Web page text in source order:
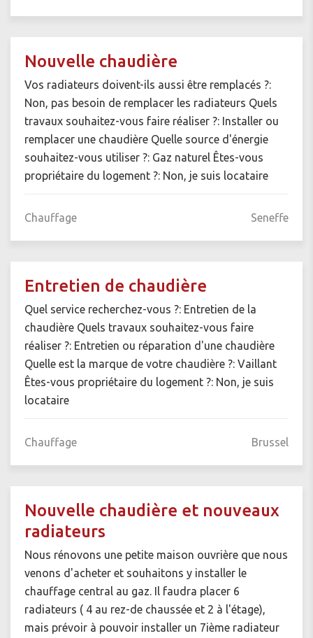
Nouvelle chaudière
Vos radiateurs doivent-ils aussi être remplacés ?:
Non, pas besoin de remplacer les radiateurs Quels
travaux souhaitez-vous faire réaliser ?: Installer ou
remplacer une chaudière Quelle source d'énergie
souhaitez-vous utiliser ?: Gaz naturel Êtes-vous
propriétaire du logement ?: Non, je suis locataire
Chauffage Seneffe
Entretien de chaudière
Quel service recherchez-vous ?: Entretien de la
chaudière Quels travaux souhaitez-vous faire
réaliser ?: Entretien ou réparation d'une chaudière
Quelle est la marque de votre chaudière ?: Vaillant
Êtes-vous propriétaire du logement ?: Non, je suis
locataire
Chauffage Brussel
Nouvelle chaudière et nouveaux
radiateurs
Nous rénovons une petite maison ouvrière que nous
venons d'acheter et souhaitons y installer le
chauffage central au gaz. Il faudra placer 6
radiateurs ( 4 au rez-de chaussée et 2 à l'étage),
mais prévoir à pouvoir installer un 7ième radiateur